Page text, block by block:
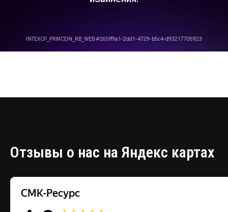
Отзывы о нас на Яндекс картах